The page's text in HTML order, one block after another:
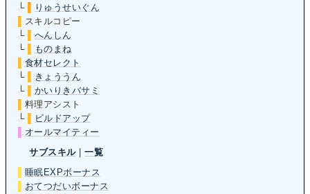
└
りゅうせいぐん
スキルコピー
└
へんしん
└
ものまね
食材セレクト
└
きょううん
└
かいりきバサミ
料理アシスト
└
ビルドアップ
オールマイティー
サブスキル|一覧
睡眠EXPボーナス
おてつだいボーナス